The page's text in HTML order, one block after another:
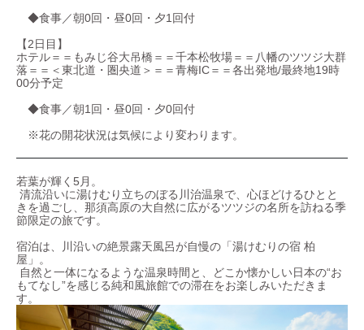
◆食事／朝0回・昼0回・夕1回付
【2日目】
ホテル＝＝もみじ谷大吊橋＝＝千本松牧場＝＝八幡のツツジ大群
落＝＝＜東北道・圏央道＞＝＝青梅IC＝＝各出発地/最終地19時
00分予定
◆食事／朝1回・昼0回・夕0回付
※花の開花状況は気候により変わります。
若葉が輝く5月。
清流沿いに湯けむり立ちのぼる川治温泉で、心ほどけるひとと
きを過ごし、那須高原の大自然に広がるツツジの名所を訪ねる季
節限定の旅です。
宿泊は、川沿いの絶景露天風呂が自慢の「湯けむりの宿 柏
屋」。
自然と一体になるような温泉時間と、どこか懐かしい日本の“お
もてなし”を感じる純和風旅館での滞在をお楽しみいただきま
す。